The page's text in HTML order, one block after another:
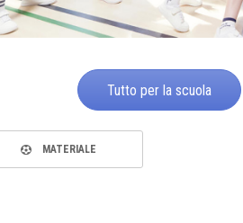
Tutto per la scuola
MATERIALE